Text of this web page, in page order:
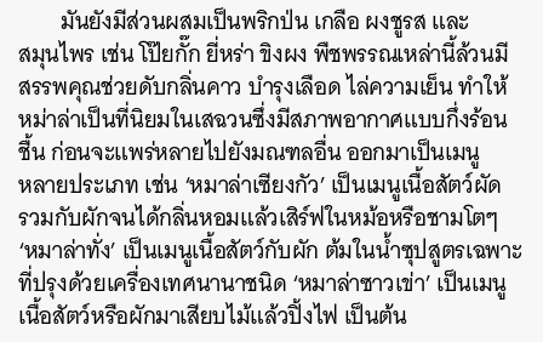
มันยังมีส่วนผสมเป็นพริกป่น เกลือ ผงชูรส และ
สมุนไพร เช่น โป๊ยกั๊ก ยี่หร่า ขิงผง พืชพรรณเหล่านี้ล้วนมี
สรรพคุณช่วยดับกลิ่นคาว บำรุงเลือด ไล่ความเย็น ทำให้
หม่าล่าเป็นที่นิยมในเสฉวนซึ่งมีสภาพอากาศแบบกึ่งร้อน
ชื้น ก่อนจะแพร่หลายไปยังมณฑลอื่น ออกมาเป็นเมนู
หลายประเภท เช่น ‘หมาล่าเซียงกัว’ เป็นเมนูเนื้อสัตว์ผัด
รวมกับผักจนได้กลิ่นหอมแล้วเสิร์ฟในหม้อหรือชามโตๆ
‘หมาล่าทั่ง’ เป็นเมนูเนื้อสัตว์กับผัก ต้มในน้ำซุปสูตรเฉพาะ
ที่ปรุงด้วยเครื่องเทศนานาชนิด ‘หมาล่าซาวเข่า’ เป็นเมนู
เนื้อสัตว์หรือผักมาเสียบไม้แล้วปิ้งไฟ เป็นต้น